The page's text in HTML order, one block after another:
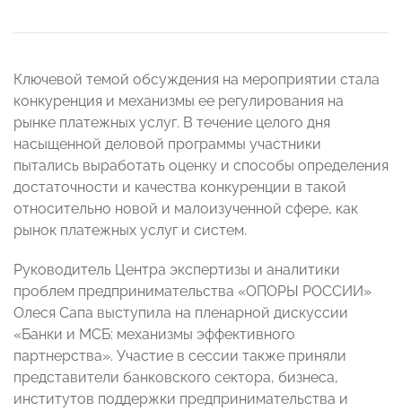
Ключевой темой обсуждения на мероприятии стала
конкуренция и механизмы ее регулирования на
рынке платежных услуг. В течение целого дня
насыщенной деловой программы участники
пытались выработать оценку и способы определения
достаточности и качества конкуренции в такой
относительно новой и малоизученной сфере, как
рынок платежных услуг и систем.
Руководитель Центра экспертизы и аналитики
проблем предпринимательства «ОПОРЫ РОССИИ»
Олеся Сапа выступила на пленарной дискуссии
«Банки и МСБ: механизмы эффективного
партнерства». Участие в сессии также приняли
представители банковского сектора, бизнеса,
институтов поддержки предпринимательства и